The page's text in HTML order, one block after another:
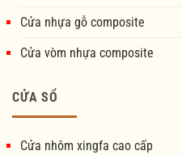
Cửa nhựa gỗ composite
Cửa vòm nhựa composite
CỬA SỔ
Cửa nhôm xingfa cao cấp